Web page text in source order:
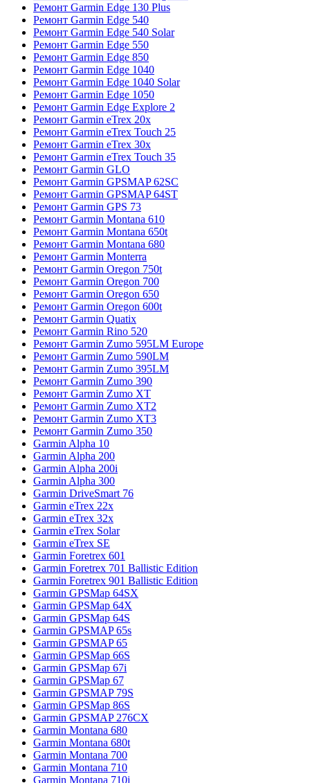
Ремонт Garmin Edge 130 Plus
Ремонт Garmin Edge 540
Ремонт Garmin Edge 540 Solar
Ремонт Garmin Edge 550
Ремонт Garmin Edge 850
Ремонт Garmin Edge 1040
Ремонт Garmin Edge 1040 Solar
Ремонт Garmin Edge 1050
Ремонт Garmin Edge Explore 2
Ремонт Garmin eTrex 20x
Ремонт Garmin eTrex Touch 25
Ремонт Garmin eTrex 30x
Ремонт Garmin eTrex Touch 35
Ремонт Garmin GLO
Ремонт Garmin GPSMAP 62SC
Ремонт Garmin GPSMAP 64ST
Ремонт Garmin GPS 73
Ремонт Garmin Montana 610
Ремонт Garmin Montana 650t
Ремонт Garmin Montana 680
Ремонт Garmin Monterra
Ремонт Garmin Oregon 750t
Ремонт Garmin Oregon 700
Ремонт Garmin Oregon 650
Ремонт Garmin Oregon 600t
Ремонт Garmin Quatix
Ремонт Garmin Rino 520
Ремонт Garmin Zumo 595LM Europe
Ремонт Garmin Zumo 590LM
Ремонт Garmin Zumo 395LM
Ремонт Garmin Zumo 390
Ремонт Garmin Zumo XT
Ремонт Garmin Zumo XT2
Ремонт Garmin Zumo XT3
Ремонт Garmin Zumo 350
Garmin Alpha 10
Garmin Alpha 200
Garmin Alpha 200i
Garmin Alpha 300
Garmin DriveSmart 76
Garmin eTrex 22x
Garmin eTrex 32x
Garmin eTrex Solar
Garmin eTrex SE
Garmin Foretrex 601
Garmin Foretrex 701 Ballistic Edition
Garmin Foretrex 901 Ballistic Edition
Garmin GPSMap 64SX
Garmin GPSMap 64X
Garmin GPSMap 64S
Garmin GPSMAP 65s
Garmin GPSMAP 65
Garmin GPSMap 66S
Garmin GPSMap 67i
Garmin GPSMap 67
Garmin GPSMAP 79S
Garmin GPSMap 86S
Garmin GPSMAP 276CX
Garmin Montana 680
Garmin Montana 680t
Garmin Montana 700
Garmin Montana 710
Garmin Montana 710i